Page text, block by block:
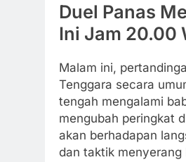
Duel Panas
Ini Jam 20.00
Malam ini,
Tenggara secara
tengah mengalami
mengubah peringkat
akan berhadapan
dan taktik menyerang